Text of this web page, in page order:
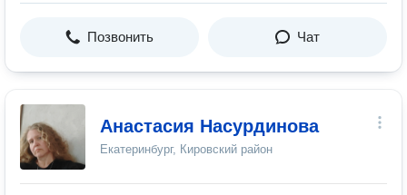
Позвонить Чат
Анастасия Насурдинова
Екатеринбург, Кировский район